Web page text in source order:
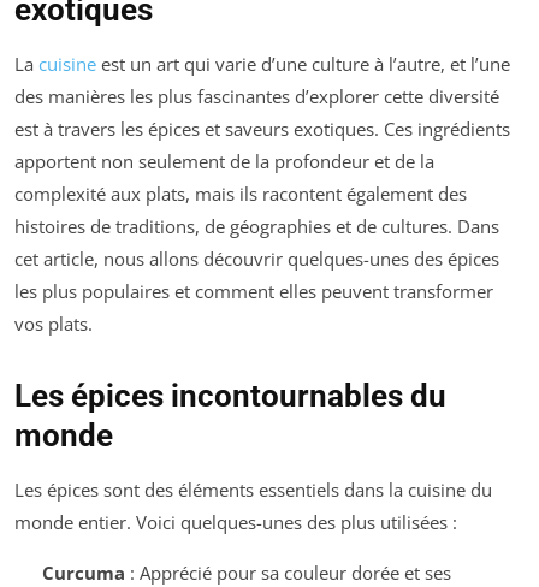
exotiques
La cuisine est un art qui varie d’une culture à l’autre, et l’une
des manières les plus fascinantes d’explorer cette diversité
est à travers les épices et saveurs exotiques. Ces ingrédients
apportent non seulement de la profondeur et de la
complexité aux plats, mais ils racontent également des
histoires de traditions, de géographies et de cultures. Dans
cet article, nous allons découvrir quelques-unes des épices
les plus populaires et comment elles peuvent transformer
vos plats.
Les épices incontournables du
monde
Les épices sont des éléments essentiels dans la cuisine du
monde entier. Voici quelques-unes des plus utilisées :
Curcuma : Apprécié pour sa couleur dorée et ses